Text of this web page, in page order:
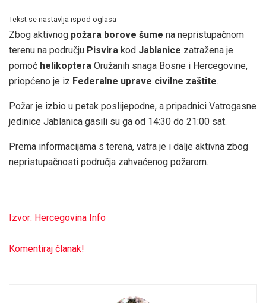
Tekst se nastavlja ispod oglasa
Zbog aktivnog požara borove šume na nepristupačnom
terenu na području Pisvira kod Jablanice zatražena je
pomoć helikoptera Oružanih snaga Bosne i Hercegovine,
priopćeno je iz Federalne uprave civilne zaštite.
Požar je izbio u petak poslijepodne, a pripadnici Vatrogasne
jedinice Jablanica gasili su ga od 14:30 do 21:00 sat.
Prema informacijama s terena, vatra je i dalje aktivna zbog
nepristupačnosti područja zahvaćenog požarom.
Izvor: Hercegovina Info
Komentiraj članak!